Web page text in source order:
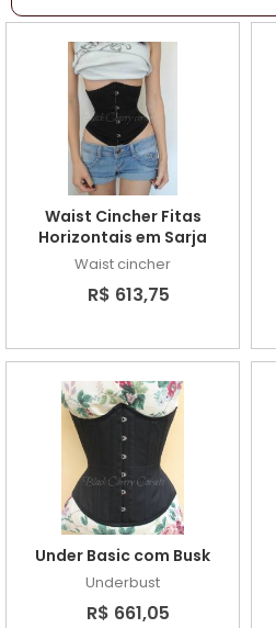
Waist Cincher Fitas
Horizontais em Sarja
Waist cincher
R$ 613,75
Under Basic com Busk
Underbust
R$ 661,05